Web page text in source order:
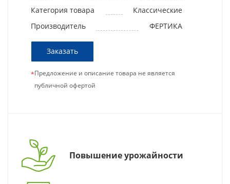
Категория товара
Классические
Производитель
ФЕРТИКА
Заказать
*Предложение и описание товара не является
публичной офертой
Повышение урожайности